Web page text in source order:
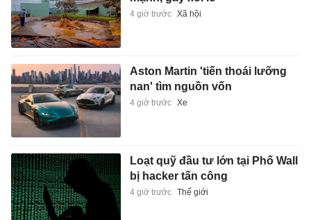
4 giờ trước Xã hội
Aston Martin 'tiến thoái lưỡng
nan' tìm nguồn vốn
4 giờ trước Xe
Loạt quỹ đầu tư lớn tại Phố Wall
bị hacker tấn công
4 giờ trước Thế giới